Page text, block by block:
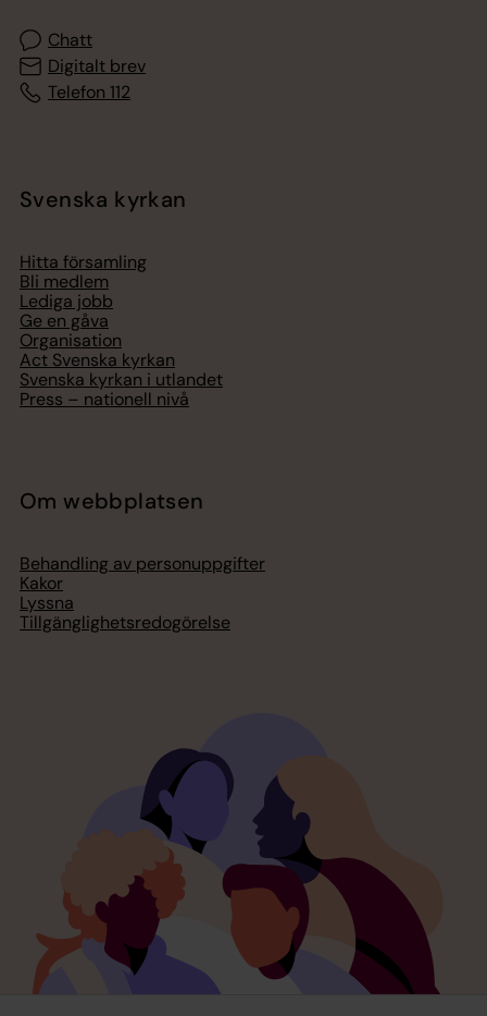
Chatt
Digitalt brev
Telefon 112
Svenska kyrkan
Hitta församling
Bli medlem
Lediga jobb
Ge en gåva
Organisation
Act Svenska kyrkan
Svenska kyrkan i utlandet
Press – nationell nivå
Om webbplatsen
Behandling av personuppgifter
Kakor
Lyssna
Tillgänglighetsredogörelse